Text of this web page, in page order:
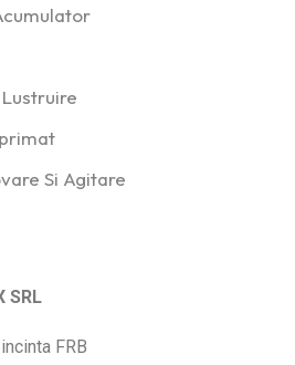
Si Agitare
SRL
FRB